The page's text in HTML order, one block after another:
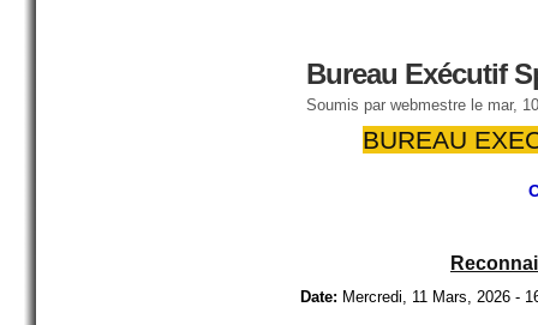
Bureau Exécutif
Soumis par webmestre le mar,
BUREAU
Date: Mercredi, 11 Mars, 2026 -